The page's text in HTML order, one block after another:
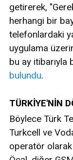
getirerek,
herhangi bir
telefonlardaki
uygulama
bu ay itibarıyla
bulundu.
TÜRKİYE'NİN
Böylece Türk
Turkcell ve
operatör